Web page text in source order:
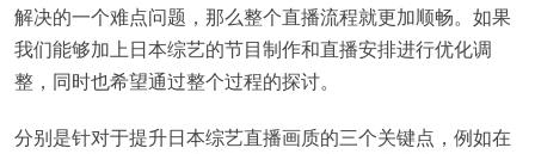
解决的一个难点问题，那么整个直播流程就更加顺畅。如果
我们能够加上日本综艺的节目制作和直播安排进行优化调
整，同时也希望通过整个过程的探讨。
分别是针对于提升日本综艺直播画质的三个关键点，例如在